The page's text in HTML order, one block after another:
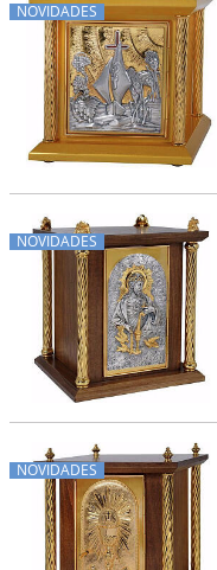
NOVIDADES
NOVIDADES
NOVIDADES